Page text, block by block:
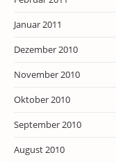
Januar 2011
Dezember 2010
November 2010
Oktober 2010
September 2010
August 2010